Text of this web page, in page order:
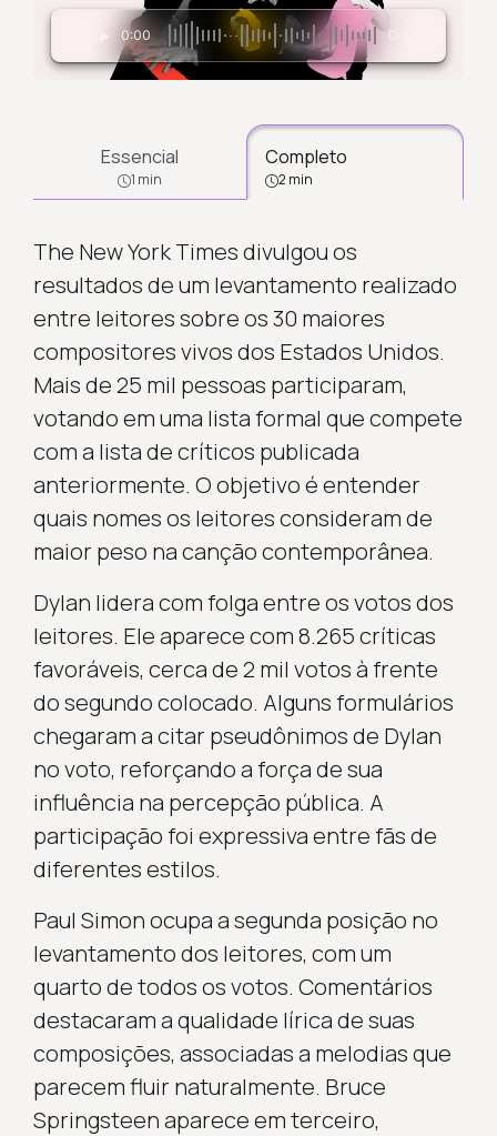
0:00 0:34
Essencial
1 min
Completo
2 min
The New York Times divulgou os
resultados de um levantamento realizado
entre leitores sobre os 30 maiores
compositores vivos dos Estados Unidos.
Mais de 25 mil pessoas participaram,
votando em uma lista formal que compete
com a lista de críticos publicada
anteriormente. O objetivo é entender
quais nomes os leitores consideram de
maior peso na canção contemporânea.
Dylan lidera com folga entre os votos dos
leitores. Ele aparece com 8.265 críticas
favoráveis, cerca de 2 mil votos à frente
do segundo colocado. Alguns formulários
chegaram a citar pseudônimos de Dylan
no voto, reforçando a força de sua
influência na percepção pública. A
participação foi expressiva entre fãs de
diferentes estilos.
Paul Simon ocupa a segunda posição no
levantamento dos leitores, com um
quarto de todos os votos. Comentários
destacaram a qualidade lírica de suas
composições, associadas a melodias que
parecem fluir naturalmente. Bruce
Springsteen aparece em terceiro,